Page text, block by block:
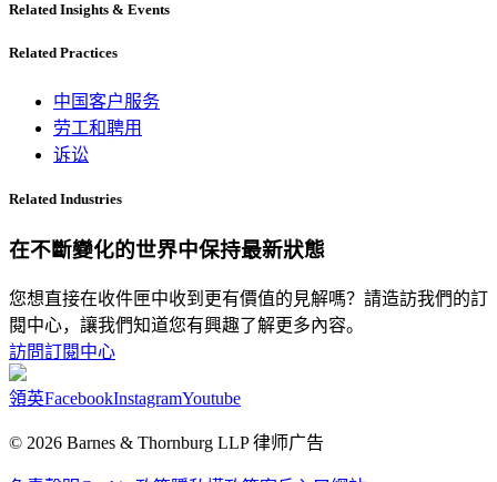
Related Insights & Events
Related Practices
中国客户服务
劳工和聘用
诉讼
Related Industries
在不斷變化的世界中保持最新狀態
您想直接在收件匣中收到更有價值的見解嗎？請造訪我們的訂
閱中心，讓我們知道您有興趣了解更多內容。
訪問訂閱中心
領英FacebookInstagramYoutube
© 2026 Barnes & Thornburg LLP 律师广告